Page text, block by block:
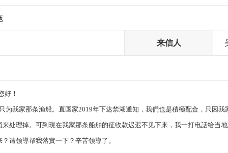
来信人
！
为我家那条渔船。直国家2019年下达禁湖通知，我們也是積極配合，只因
处理掉。可到現在我家那条船舶的征收款迟迟不见下来，我一打电話给当
请领導帮我落實一下？辛苦领導了。